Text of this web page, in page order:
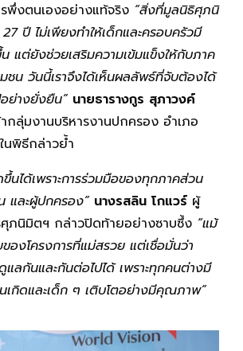
พึ่งตนเองอย่างแท้จริง “สิ่งที่มูลนิธิศุภนิ
ปี ไม่เพียงทำให้เด็กและครอบครัวมี
ต่ยังช่วยเสริมความเข้มแข็งให้กับภาค
ชน วันนี้เราจึงได้เห็นผลลัพธ์ที่จับต้องได้
ย่างยั่งยืน” นายธารางกูร สุภาวงค์
กลุ่มงานบริหารงานปกครอง อำเภอ
นพิธีกล่าวย้ำ
ขึ้นได้เพราะการร่วมมือของทุกภาคส่วน
และผู้ปกครอง” นางรสลิน โกแวร์ ผู้
ภนิมิตฯ กล่าวปิดท้ายอย่างซาบซึ้ง “แม้
องโครงการที่แม่สรวย แต่เชื่อมั่นว่า
ลกันและกันต่อไปได้ เพราะทุกคนต่างมี
เกิดและเด็ก ๆ เติบโตอย่างมีคุณภาพ”